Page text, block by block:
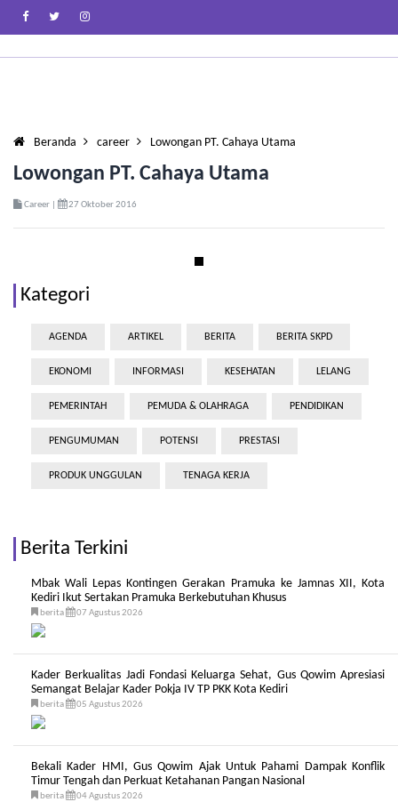
Beranda career Lowongan PT. Cahaya Utama
Lowongan PT. Cahaya Utama
Career | 27 Oktober 2016
Kategori
AGENDA ARTIKEL BERITA BERITA SKPD
EKONOMI INFORMASI KESEHATAN LELANG
PEMERINTAH PEMUDA & OLAHRAGA PENDIDIKAN
PENGUMUMAN POTENSI PRESTASI
PRODUK UNGGULAN TENAGA KERJA
Berita Terkini
Mbak Wali Lepas Kontingen Gerakan Pramuka ke Jamnas XII, Kota
Kediri Ikut Sertakan Pramuka Berkebutuhan Khusus
berita 07 Agustus 2026
Kader Berkualitas Jadi Fondasi Keluarga Sehat, Gus Qowim Apresiasi
Semangat Belajar Kader Pokja IV TP PKK Kota Kediri
berita 05 Agustus 2026
Bekali Kader HMI, Gus Qowim Ajak Untuk Pahami Dampak Konflik
Timur Tengah dan Perkuat Ketahanan Pangan Nasional
berita 04 Agustus 2026